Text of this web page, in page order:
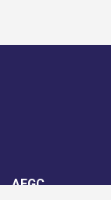
AFGC